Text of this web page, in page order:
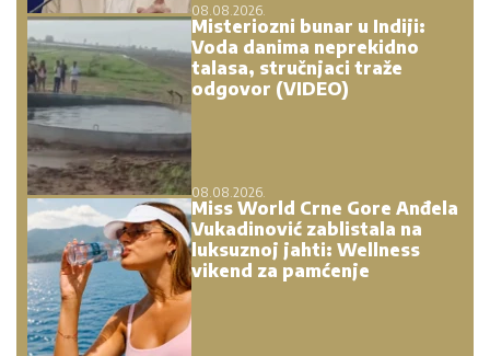
08.08.2026.
Misteriozni bunar u Indiji:
Voda danima neprekidno
talasa, stručnjaci traže
odgovor (VIDEO)
08.08.2026.
Miss World Crne Gore Anđela
Vukadinović zablistala na
luksuznoj jahti: Wellness
vikend za pamćenje